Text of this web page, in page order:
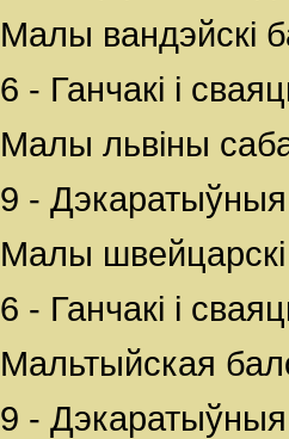
Малы вандэйскі
6 - Ганчакі і
Малы львіны
9 -
Малы швейцарскі
6 - Ганчакі і
Мальтыйская
9 -